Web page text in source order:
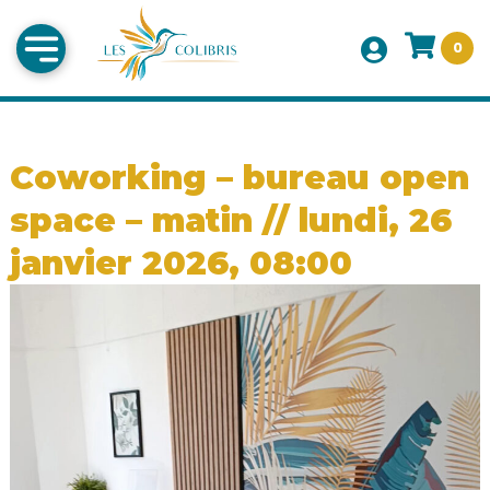
0
Coworking – bureau open
space – matin // lundi, 26
janvier 2026, 08:00